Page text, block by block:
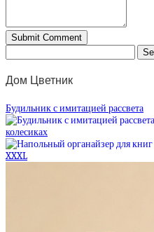
Дом Цветник
Будильник с имитацией рассвета
колесиках
XXXL